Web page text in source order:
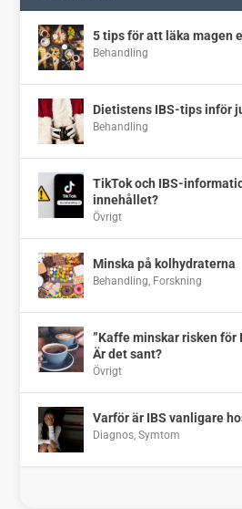
5 tips för att läka magen
Behandling
Dietistens IBS-tips inför
Behandling
TikTok och IBS-
innehållet?
Övrigt
Minska på kolhydraterna
Behandling, Forskning
”Kaffe minskar risken för
Är det sant?
Övrigt
Varför är IBS vanligare
Diagnos,Symtom